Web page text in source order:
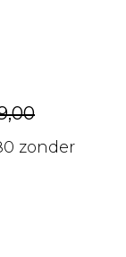
zonder